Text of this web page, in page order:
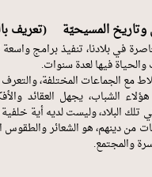
وتاريخ المسيحيّة (تعريف
في بلادنا، تنفيذ برامج واسعة
فيها لعدة سنوات.
مع الجماعات المختلفة، والتعرف
الشباب، يجهل العقائد
تلك البلاد، وليست لديه أية
من دينهم، هو الشعائر
والمجتمع.